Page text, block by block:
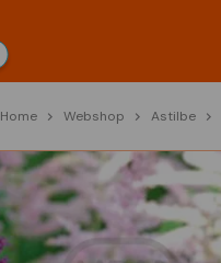
Home Webshop Astilbe